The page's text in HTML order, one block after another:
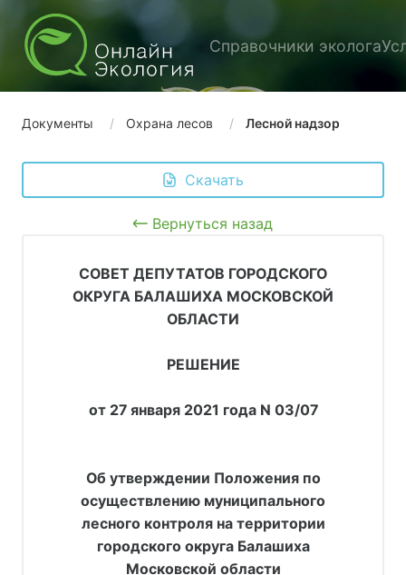
Справочники эколога
Документы Охрана лесов Лесной надзор
Скачать
Вернуться назад
СОВЕТ ДЕПУТАТОВ ГОРОДСКОГО
ОКРУГА БАЛАШИХА МОСКОВСКОЙ
ОБЛАСТИ
РЕШЕНИЕ
от 27 января 2021 года N 03/07
Об утверждении Положения по
осуществлению муниципального
лесного контроля на территории
городского округа Балашиха
Московской области